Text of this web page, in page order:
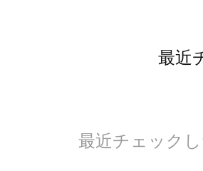
最近
最近チェック